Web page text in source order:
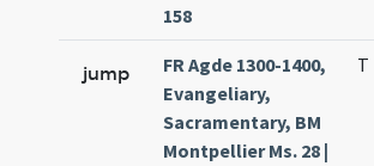
158
jump
FR Agde 1300-1400,
Evangeliary,
Sacramentary, BM
Montpellier Ms. 28 |
T